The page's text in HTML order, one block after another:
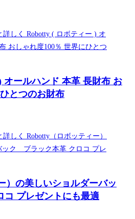
オールハンド 本革 長財布 お
とつのお財布
）の美しいショルダーバッ
プレゼントにも最適